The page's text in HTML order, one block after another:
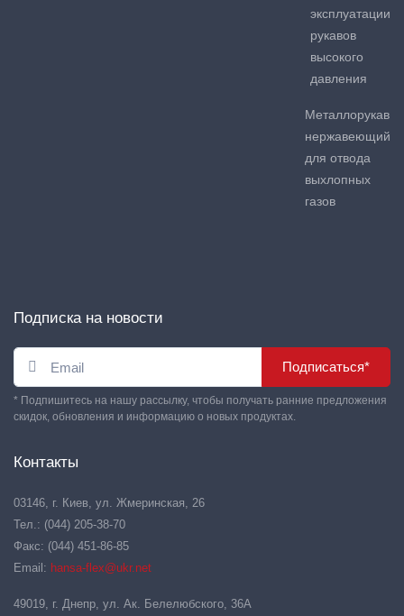
эксплуатации
рукавов
высокого
давления
Металлорукав
нержавеющий
для отвода
выхлопных
газов
Подписка на новости
Подписаться*
* Подпишитесь на нашу рассылку, чтобы получать ранние предложения
скидок, обновления и информацию о новых продуктах.
Контакты
03146, г. Киев, ул. Жмеринская, 26
Тел.: (044) 205-38-70
Факс: (044) 451-86-85
Email: hansa-flex@ukr.net
49019, г. Днепр, ул. Ак. Белелюбского, 36А